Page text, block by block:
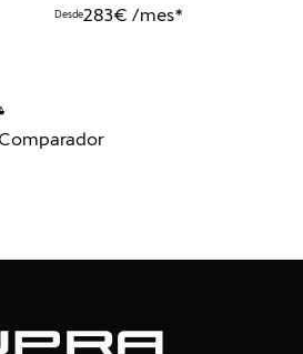
Desde283€ /mes*
Comparador